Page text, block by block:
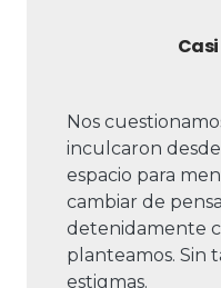
Nos
inculcaron
espacio para
cambiar de
detenidamente
planteamos. Sin
estigmas.